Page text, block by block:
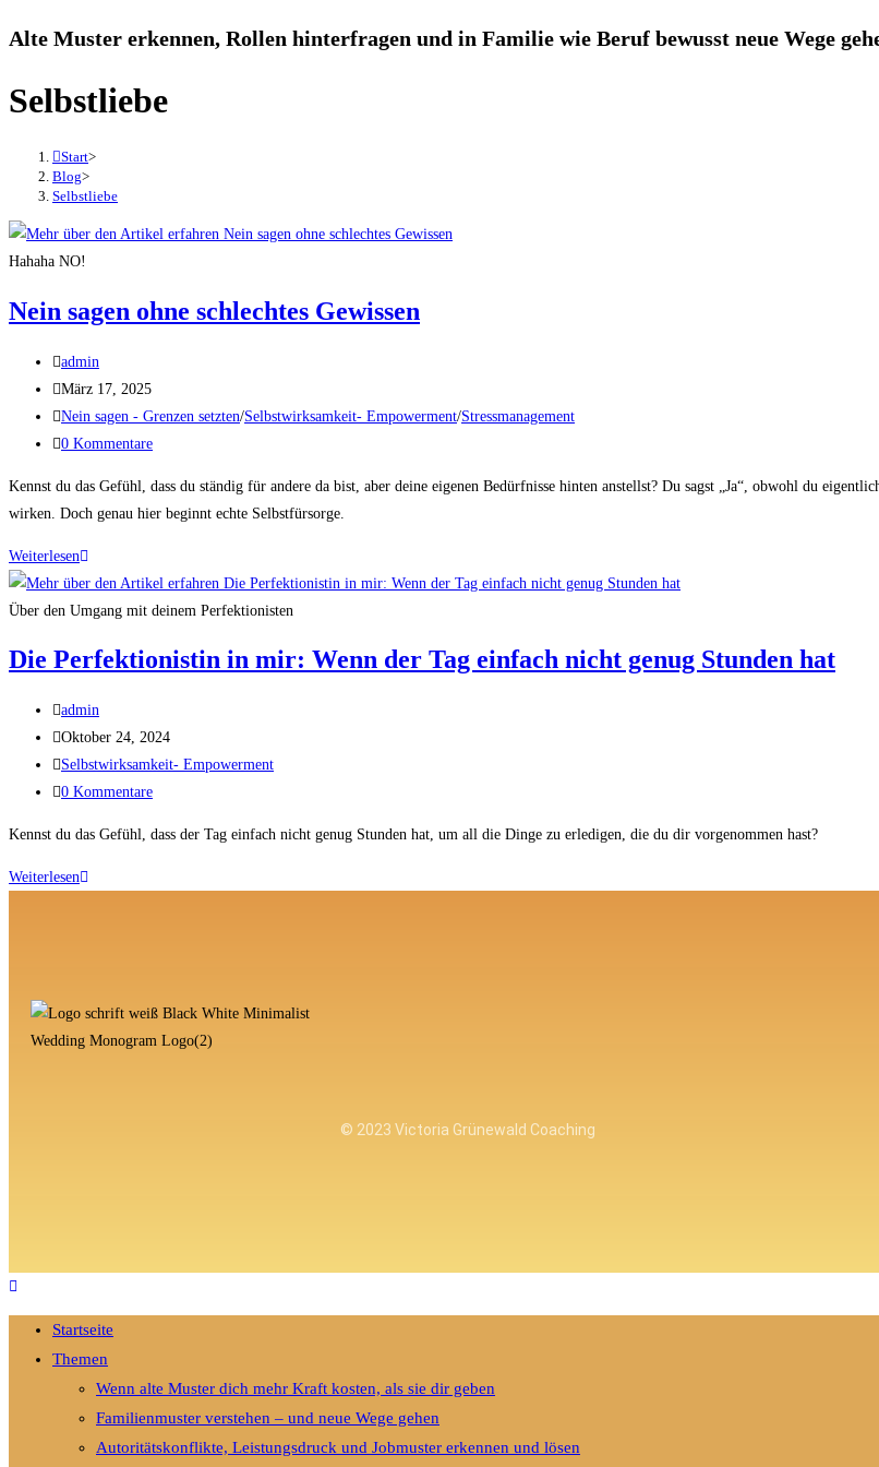
Alte Muster erkennen, Rollen hinterfragen und in Familie wie Beruf bewusst neue Wege
Selbstliebe
Start>
Blog>
Selbstliebe
Hahaha NO!
Nein sagen ohne schlechtes Gewissen
admin
März 17, 2025
Nein sagen - Grenzen setzten/Selbstwirksamkeit- Empowerment/Stressmanagement
0 Kommentare
Kennst du das Gefühl, dass du ständig für andere da bist, aber deine eigenen Bedürfnisse hinten anstellst? Du sagst „Ja“, obwohl du
wirken. Doch genau hier beginnt echte Selbstfürsorge.
Weiterlesen
Über den Umgang mit deinem Perfektionisten
Die Perfektionistin in mir: Wenn der Tag einfach nicht genug Stunden hat
admin
Oktober 24, 2024
Selbstwirksamkeit- Empowerment
0 Kommentare
Kennst du das Gefühl, dass der Tag einfach nicht genug Stunden hat, um all die Dinge zu erledigen, die du dir vorgenommen hast?
Weiterlesen
© 2023 Victoria Grünewald Coaching
Startseite
Themen
Wenn alte Muster dich mehr Kraft kosten, als sie dir geben
Familienmuster verstehen – und neue Wege gehen
Autoritätskonflikte, Leistungsdruck und Jobmuster erkennen und lösen